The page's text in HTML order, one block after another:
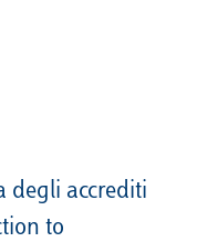
degli accrediti
to